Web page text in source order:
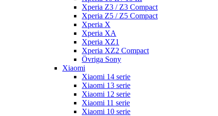
Xperia Z3 / Z3 Compact
Xperia Z5 / Z5 Compact
Xperia X
Xperia XA
Xperia XZ1
Xperia XZ2 Compact
Övriga Sony
Xiaomi
Xiaomi 14 serie
Xiaomi 13 serie
Xiaomi 12 serie
Xiaomi 11 serie
Xiaomi 10 serie